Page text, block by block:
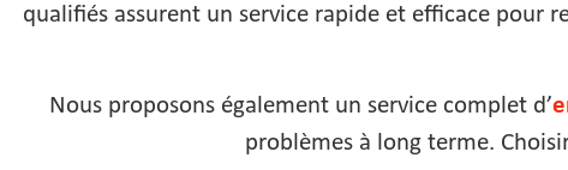
qualifiés assurent un service rapide et efficace pour
Nous proposons également un service complet d’
problèmes à long terme.